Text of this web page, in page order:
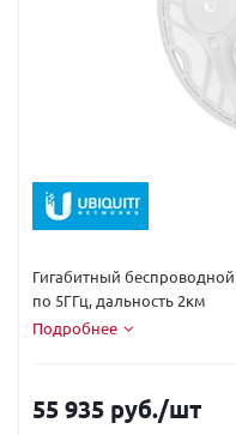
Гигабитный
по 5ГГц, дальность 2км
Подробнее
55 935 руб./шт